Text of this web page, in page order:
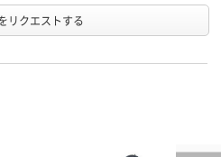
リクエストする